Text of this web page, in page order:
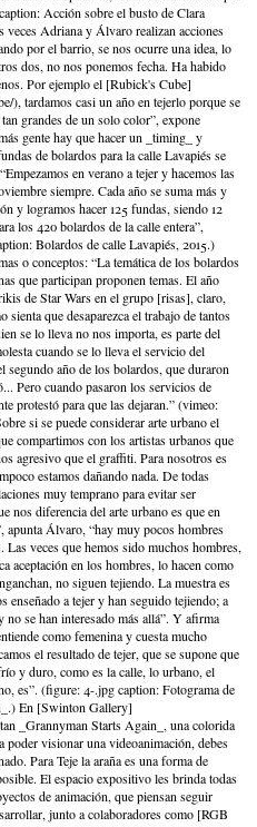
Acción sobre el busto de Clara
veces Adriana y Álvaro realizan acciones
por el barrio, se nos ocurre una idea, lo
dos, no nos ponemos fecha. Ha habido
Por ejemplo el [Rubick's Cube]
), tardamos casi un año en tejerlo porque se
grandes de un solo color”, expone
gente hay que hacer un _timing_ y
de bolardos para la calle Lavapiés se
en verano a tejer y hacemos las
siempre. Cada año se suma más y
y logramos hacer 125 fundas, siendo 12
los 420 bolardos de la calle entera”,
Bolardos de calle Lavapiés, 2015.)
o conceptos: “La temática de los bolardos
que participan proponen temas. El año
de Star Wars en el grupo [risas], claro,
que desaparezca el trabajo de tantos
se lo lleva no nos importa, es parte del
cuando se lo lleva el servicio del
segundo año de los bolardos, que duraron
Pero cuando pasaron los servicios de
protestó para que las dejaran.” (vimeo:
si se puede considerar arte urbano el
compartimos con los artistas urbanos que
agresivo que el graffiti. Para nosotros es
estamos dañando nada. De todas
muy temprano para evitar ser
nos diferencia del arte urbano es que en
apunta Álvaro, “hay muy pocos hombres
veces que hemos sido muchos hombres,
aceptación en los hombres, lo hacen como
no siguen tejiendo. La muestra es
enseñado a tejer y han seguido tejiendo; a
no se han interesado más allá”. Y afirma
como femenina y cuesta mucho
el resultado de tejer, que se supone que
y duro, como es la calle, lo urbano, el
es”. (figure: 4-.jpg caption: Fotograma de
En [Swinton Gallery]
_Grannyman Starts Again_, una colorida
poder visionar una videoanimación, debes
Para Teje la araña es una forma de
El espacio expositivo les brinda todas
de animación, que piensan seguir
junto a colaboradores como [RGB